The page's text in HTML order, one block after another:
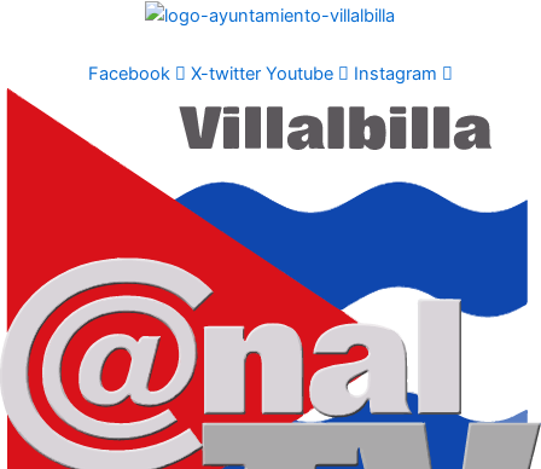
Facebook X-twitter Youtube Instagram